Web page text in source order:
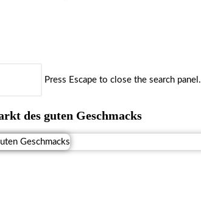
Press Escape to close the search panel.
des guten Geschmacks